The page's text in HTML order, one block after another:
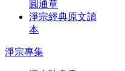
圓通章
淨宗經典原文讀
本
淨宗專集